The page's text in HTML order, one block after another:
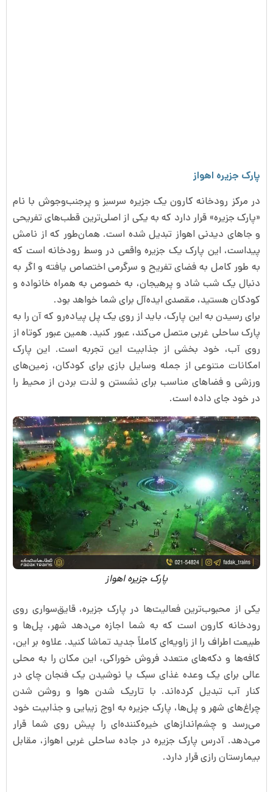
پارک جزیره اهواز
در مرکز رودخانه کارون یک جزیره سرسبز و پرجنب‌وجوش با نام
«پارک جزیره» قرار دارد که به یکی از اصلی‌ترین قطب‌های تفریحی
و جاهای دیدنی اهواز تبدیل شده است. همان‌طور که از نامش
پیداست، این پارک یک جزیره واقعی در وسط رودخانه است که
به طور کامل به فضای تفریح و سرگرمی اختصاص یافته و اگر به
دنبال یک شب شاد و پرهیجان، به خصوص به همراه خانواده و
کودکان هستید، مقصدی ایده‌آل برای شما خواهد بود.
برای رسیدن به این پارک، باید از روی یک پل پیاده‌رو که آن را به
پارک ساحلی غربی متصل می‌کند، عبور کنید. همین عبور کوتاه از
روی آب، خود بخشی از جذابیت این تجربه است. این پارک
امکانات متنوعی از جمله وسایل بازی برای کودکان، زمین‌های
ورزشی و فضاهای مناسب برای نشستن و لذت بردن از محیط را
در خود جای داده است.
پارک جزیره اهواز
یکی از محبوب‌ترین فعالیت‌ها در پارک جزیره، قایق‌سواری روی
رودخانه کارون است که به شما اجازه می‌دهد شهر، پل‌ها و
طبیعت اطراف را از زاویه‌ای کاملاً جدید تماشا کنید. علاوه بر این،
کافه‌ها و دکه‌های متعدد فروش خوراکی، این مکان را به محلی
عالی برای یک وعده غذای سبک یا نوشیدن یک فنجان چای در
کنار آب تبدیل کرده‌اند. با تاریک شدن هوا و روشن شدن
چراغ‌های شهر و پل‌ها، پارک جزیره به اوج زیبایی و جذابیت خود
می‌رسد و چشم‌اندازهای خیره‌کننده‌ای را پیش روی شما قرار
می‌دهد. آدرس پارک جزیره در جاده ساحلی غربی اهواز، مقابل
بیمارستان رازی قرار دارد.